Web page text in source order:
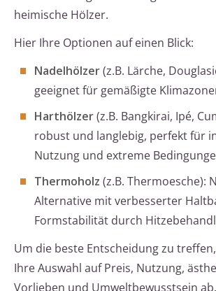
heimische Hölzer.
Hier Ihre Optionen auf einen Blick:
Nadelhölzer(z.B. Lärche,
geeignet für gemäßigte
Harthölzer(z.B. Bangkirai, Ipé,
robust und langlebig, perfekt für
Nutzung und extreme
Thermoholz (z.B. Thermoesche):
Alternative mit verbesserter
Formstabilität durch
Um die beste Entscheidung zu
Ihre Auswahl auf Preis, Nutzung,
Vorlieben und Umweltbewusstsein ab.